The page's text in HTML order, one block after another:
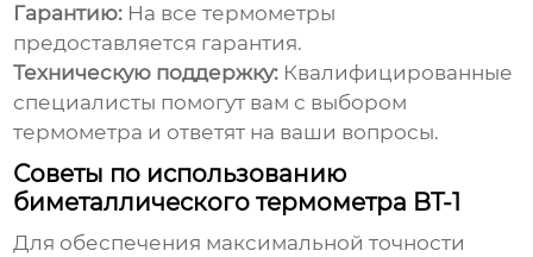
Гарантию: На все термометры
предоставляется гарантия.
Техническую поддержку: Квалифицированные
специалисты помогут вам с выбором
термометра и ответят на ваши вопросы.
Советы по использованию
биметаллического термометра BT-1
Для обеспечения максимальной точности